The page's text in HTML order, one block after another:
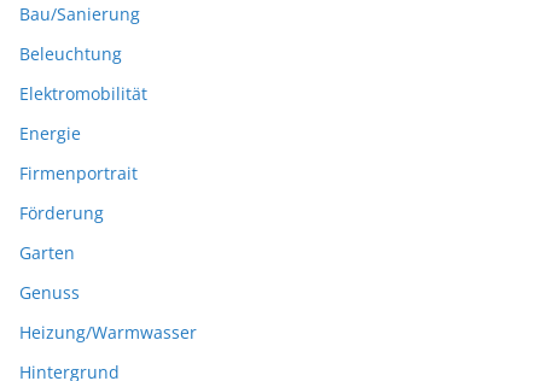
Bau/Sanierung
Beleuchtung
Elektromobilität
Energie
Firmenportrait
Förderung
Garten
Genuss
Heizung/Warmwasser
Hintergrund